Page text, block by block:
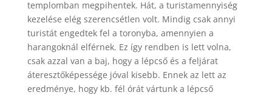
templomban megpihentek. Hát, a turistamennyiség
kezelése elég szerencsétlen volt. Mindig csak annyi
turistát engedtek fel a toronyba, amennyien a
harangoknál elférnek. Ez így rendben is lett volna,
csak azzal van a baj, hogy a lépcső és a feljárat
áteresztőképessége jóval kisebb. Ennek az lett az
eredménye, hogy kb. fél órát vártunk a lépcső